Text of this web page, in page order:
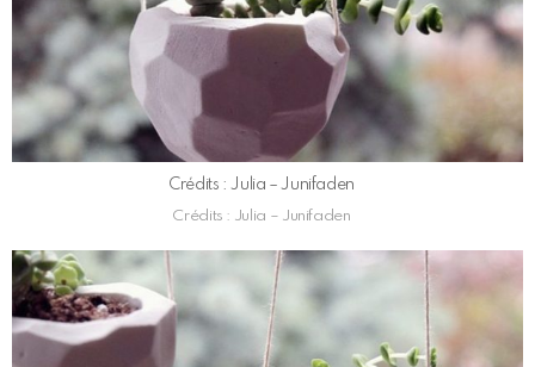
Crédits : Julia – Junifaden
Crédits : Julia – Junifaden